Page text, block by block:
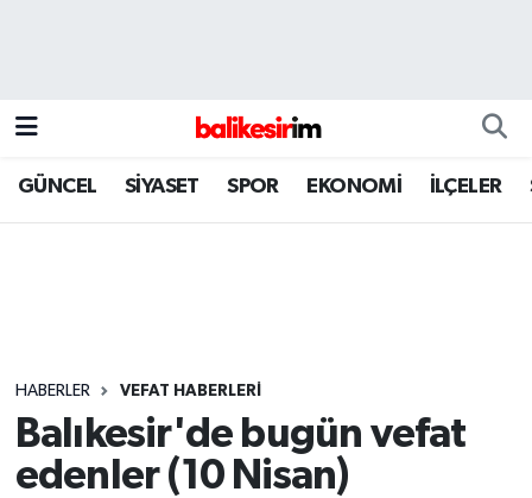
GÜNCEL SİYASET SPOR EKONOMİ İLÇELER
HABERLER VEFAT HABERLERİ
Balıkesir'de bugün vefat
edenler (10 Nisan)